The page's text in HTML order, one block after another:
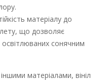
матеріалу до
що дозволяє
сонячним
матеріалами, вініл